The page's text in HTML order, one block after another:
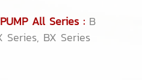
All Series : B
Series, BX Series